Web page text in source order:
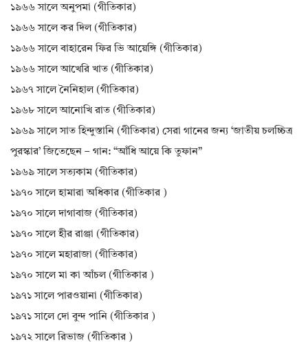
১৯৬৬ সালে অনুপমা (গীতিকার)
১৯৬৬ সালে কর দিল (গীতিকার)
১৯৬৬ সালে বাহারেন ফির ভি আয়েঙ্গি (গীতিকার)
১৯৬৬ সালে আখেরি খাত (গীতিকার)
১৯৬৭ সালে নৈনিহাল (গীতিকার)
১৯৬৮ সালে আনোখি রাত (গীতিকার)
১৯৬৯ সালে সাত হিন্দুস্তানি (গীতিকার) সেরা গানের জন্য ‘জাতীয় চলচ্চিত্র
পুরস্কার’ জিতেছেন – গান: “আঁধি আয়ে কি তুফান”
১৯৬৯ সালে সত্যকাম (গীতিকার)
১৯৭০ সালে হামারা অধিকার (গীতিকার )
১৯৭০ সালে দাগাবাজ (গীতিকার)
১৯৭০ সালে হীর রাঞ্জা (গীতিকার)
১৯৭০ সালে মহারাজা (গীতিকার)
১৯৭০ সালে মা কা আঁচল (গীতিকার )
১৯৭১ সালে পারওয়ানা (গীতিকার)
১৯৭১ সালে দো বুন্দ পানি (গীতিকার )
১৯৭২ সালে রিভাজ (গীতিকার )